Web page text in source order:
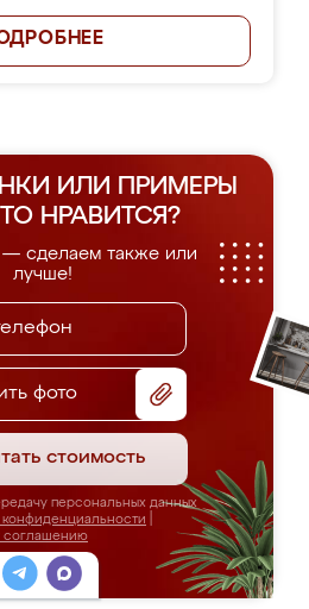
ИЛИ ПРИМЕРЫ
НРАВИТСЯ?
— сделаем также или
лучше!
фото
стоимость
персональных данных
конфиденциальности
соглашению